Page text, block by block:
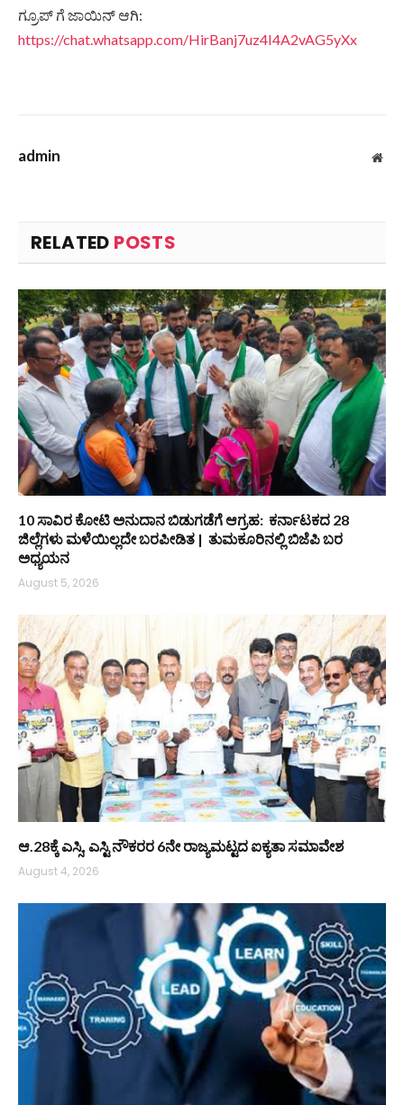
ಗ್ರೂಪ್ ಗೆ ಜಾಯಿನ್ ಆಗಿ:
https://chat.whatsapp.com/HirBanj7uz4I4A2vAG5yXx
admin
RELATED POSTS
10 ಸಾವಿರ ಕೋಟಿ ಅನುದಾನ ಬಿಡುಗಡೆಗೆ ಆಗ್ರಹ: ಕರ್ನಾಟಕದ 28
ಜಿಲ್ಲೆಗಳು ಮಳೆಯಿಲ್ಲದೇ ಬರಪೀಡಿತ | ತುಮಕೂರಿನಲ್ಲಿ ಬಿಜೆಪಿ ಬರ
ಅಧ್ಯಯನ
August 5, 2026
ಆ.28ಕ್ಕೆ ಎಸ್ಸಿ, ಎಸ್ಟಿ ನೌಕರರ 6ನೇ ರಾಜ್ಯಮಟ್ಟದ ಐಕ್ಯತಾ ಸಮಾವೇಶ
August 4, 2026